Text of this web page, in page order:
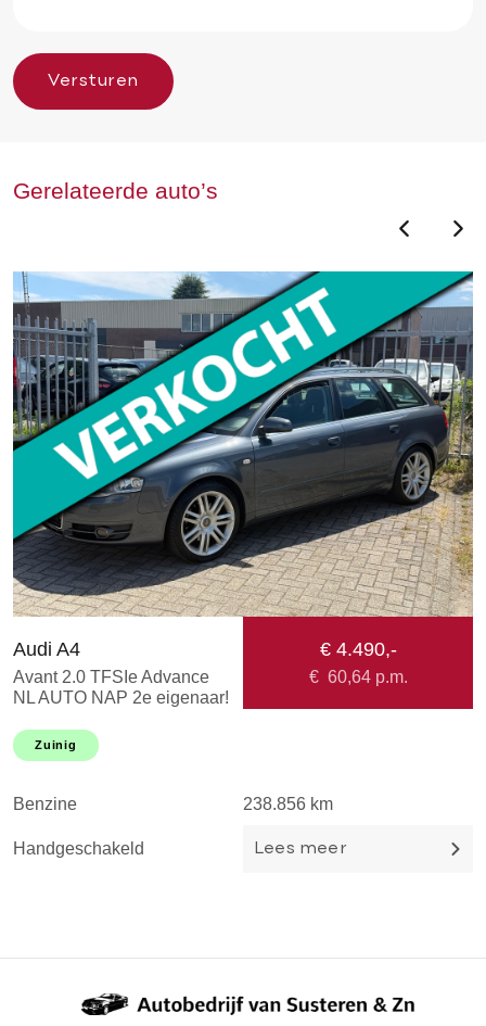
Versturen
Gerelateerde auto’s
Audi A4
Avant 2.0 TFSIe Advance
NL AUTO NAP 2e eigenaar!
Airco ECC l Cruise l
Trekhaak l PDC l 18'LMV!
€ 4.490,-
€ 60,64p.m.
Zuinig
Benzine 238.856 km
Handgeschakeld Lees meer